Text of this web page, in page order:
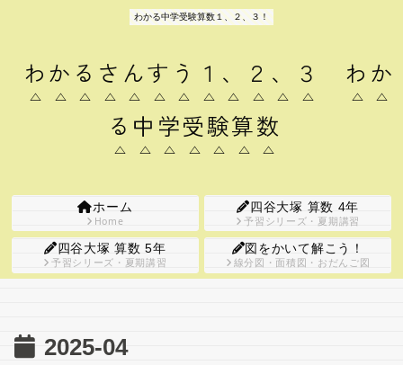
わかる中学受験算数１、２、３！
わかるさんすう１、２、３ わか
る中学受験算数
ホーム
Home
四谷大塚 算数 4年
予習シリーズ・夏期講習
四谷大塚 算数 5年
予習シリーズ・夏期講習
図をかいて解こう！
線分図・面積図・おだんご図
2025-04